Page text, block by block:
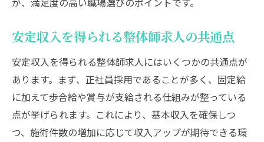
整体師の正社員求人で得られる福利厚生
正社員整体師のキャリアパスと将来性
整体師求人で叶う長期的な働き方の魅力
正社員整体師が感じるやりがいと成長機会
未経験OKの整体師求人が注目される理由
未経験から整体師求人へ応募するメリット
安定収入を得られる整体師求人の共通点
安定収入を得られる整体師求人にはいくつかの共通点が
あります。まず、正社員採用であることが多く、固定給
に加えて歩合給や賞与が支給される仕組みが整っている
点が挙げられます。これにより、基本収入を確保しつ
つ、施術件数の増加に応じて収入アップが期待できる環